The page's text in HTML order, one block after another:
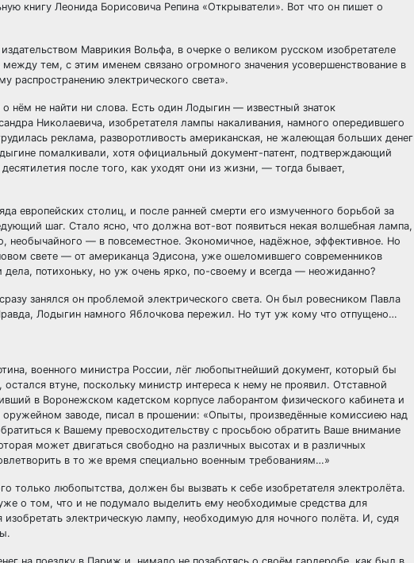
книгу Леонида Борисовича Репина «Открыватели». Вот что он пишет о
Маврикия Вольфа, в очерке о великом русском изобретателе
тем, с этим именем связано огромного значения усовершенствование в
распространению электрического света».
нём не найти ни слова. Есть один Лодыгин — известный знаток
Николаевича, изобретателя лампы накаливания, намного опередившего
реклама, разворотливость американская, не жалеющая больших денег
помалкивали, хотя официальный документ-патент, подтверждающий
после того, как уходят они из жизни, — тогда бывает,
европейских столиц, и после ранней смерти его измученного борьбой за
шаг. Стало ясно, что должна вот-вот появиться некая волшебная лампа,
необычайного — в повсеместное. Экономичное, надёжное, эффективное. Но
свете — от американца Эдисона, уже ошеломившего современников
потихоньку, но уж очень ярко, по-своему и всегда — неожиданно?
занялся он проблемой электрического света. Он был ровесником Павла
Лодыгин намного Яблочкова пережил. Но тут уж кому что отпущено…
военного министра России, лёг любопытнейший документ, который бы
втуне, поскольку министр интереса к нему не проявил. Отставной
в Воронежском кадетском корпусе лаборантом физического кабинета и
заводе, писал в прошении: «Опыты, произведённые комиссиею над
к Вашему превосходительству с просьбою обратить Ваше внимание
может двигаться свободно на различных высотах и в различных
в то же время специально военным требованиям…»
любопытства, должен бы вызвать к себе изобретателя электролёта.
о том, что и не подумало выделить ему необходимые средства для
электрическую лампу, необходимую для ночного полёта. И, судя